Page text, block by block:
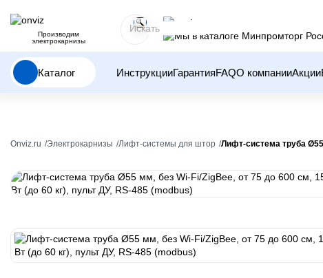
Производим
электрокарнизы
Каталог ИнструкцииГарантияFAQО компанииАкции
Onviz.ru Электрокарнизы Лифт-системы для штор Лифт-система труба